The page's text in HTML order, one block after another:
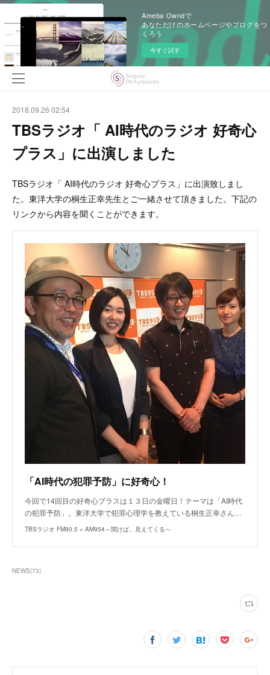
Ameba Owndで
あなただけのホームページやブログをつ
くろう
今すぐ試す
2018.09.26 02:54
TBSラジオ「 AI時代のラジオ 好奇心
プラス」に出演しました
TBSラジオ「 AI時代のラジオ 好奇心プラス」に出演致しまし
た。東洋大学の桐生正幸先生とご一緒させて頂きました。下記の
リンクから内容を聞くことができます。
「AI時代の犯罪予防」に好奇心！
今回で14回目の好奇心プラスは１３日の金曜日！テーマは「AI時代
の犯罪予防」。東洋大学で犯罪心理学を教えている桐生正幸さん…
TBSラジオ FM90.5 + AM954～聞けば、見えてくる～
NEWS(73)